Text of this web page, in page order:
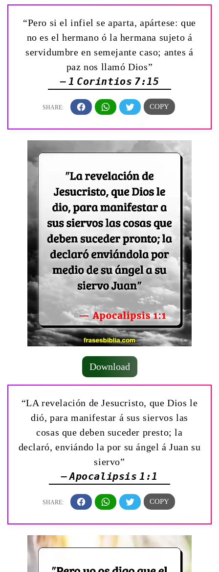
“Pero si el infiel se aparta, apártese: que
no es el hermano ó la hermana sujeto á
servidumbre en semejante caso; antes á
paz nos llamó Dios”
— 1 Corintios 7:15
Download
“LA revelación de Jesucristo, que Dios le
dió, para manifestar á sus siervos las
cosas que deben suceder presto; la
declaró, enviándo la por su ángel á Juan su
siervo”
— Apocalipsis 1:1